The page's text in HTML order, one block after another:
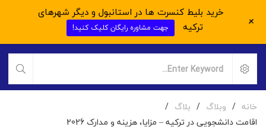
خانه / وبلاگ / بلاگ /
اقامت دانشجویی در ترکیه – مزایا، هزینه و مدارک 2026
خرید بلیط کنسرت ها در استانبول و دیگر شهرهای
ترکیه
جهت مشاوره رایگان کلیک کنید! +